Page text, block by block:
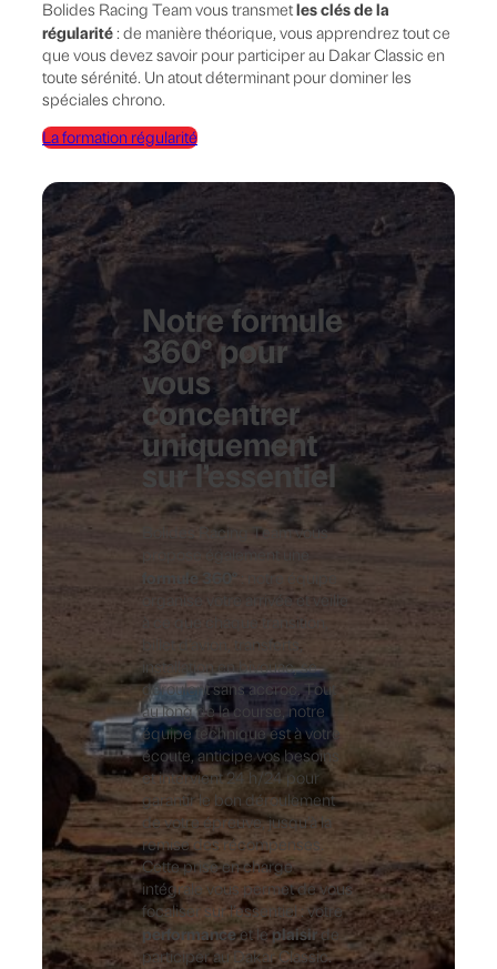
Bolides Racing Teamvous transmetles clés de la
régularité: de manière théorique, vous apprendrez tout ce
que vous devez savoir pour participer au Dakar Classic en
toute sérénité. Un atout déterminant pour dominer les
spéciales chrono.
La formation régularité
Notre formule
360° pour
vous
concentrer
uniquement
sur l’essentiel
Bolides Racing Team vous
propose également une
formule 360°
: notre équipe
organise votre arrivée et veille
à ce que chaque transition,
billet d’avion, transferts,
installation en bivouac, se
déroulent sans accroc. Tout
au long de la course, notre
équipe technique est à votre
écoute, anticipe vos besoins
et intervient 24 h/24 pour
garantir le bon déroulement
de votre épreuve, jusqu’à la
remise des récompenses.
Cette prise en charge
intégrale vous permet de vous
focaliser sur l’essentiel : votre
performanceet leplaisirde
participer au Dakar Classic.